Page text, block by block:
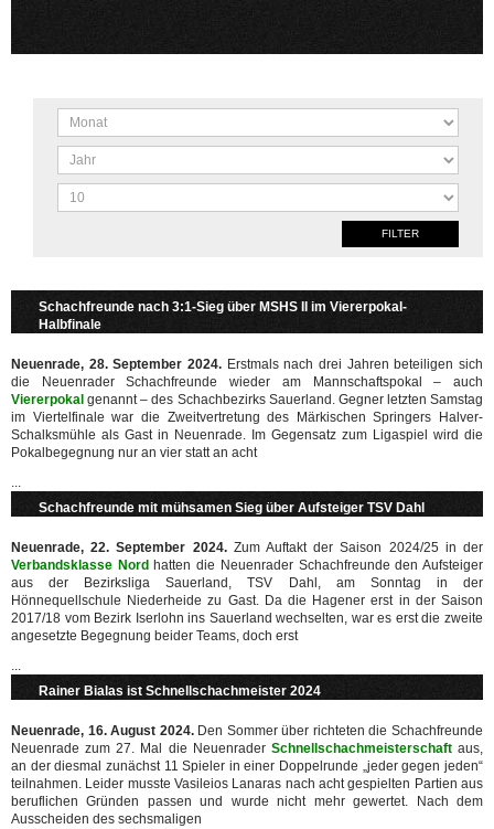
FILTER
Schachfreunde nach 3:1-Sieg über MSHS II im Viererpokal-
Halbfinale
Neuenrade, 28. September 2024. Erstmals nach drei Jahren beteiligen sich
die Neuenrader Schachfreunde wieder am Mannschaftspokal – auch
Viererpokal genannt – des Schachbezirks Sauerland. Gegner letzten Samstag
im Viertelfinale war die Zweitvertretung des Märkischen Springers Halver-
Schalksmühle als Gast in Neuenrade. Im Gegensatz zum Ligaspiel wird die
Pokalbegegnung nur an vier statt an acht
...
Schachfreunde mit mühsamen Sieg über Aufsteiger TSV Dahl
Neuenrade, 22. September 2024.Zum Auftakt der Saison 2024/25 in der
Verbandsklasse Nord hatten die Neuenrader Schachfreunde den Aufsteiger
aus der Bezirksliga Sauerland, TSV Dahl, am Sonntag in der
Hönnequellschule Niederheide zu Gast. Da die Hagener erst in der Saison
2017/18 vom Bezirk Iserlohn ins Sauerland wechselten, war es erst die zweite
angesetzte Begegnung beider Teams, doch erst
...
Rainer Bialas ist Schnellschachmeister 2024
Neuenrade, 16. August 2024.Den Sommer über richteten die Schachfreunde
Neuenrade zum 27. Mal die Neuenrader Schnellschachmeisterschaftaus,
an der diesmal zunächst 11 Spieler in einer Doppelrunde „jeder gegen jeden“
teilnahmen. Leider musste Vasileios Lanaras nach acht gespielten Partien aus
beruflichen Gründen passen und wurde nicht mehr gewertet. Nach dem
Ausscheiden des sechsmaligen